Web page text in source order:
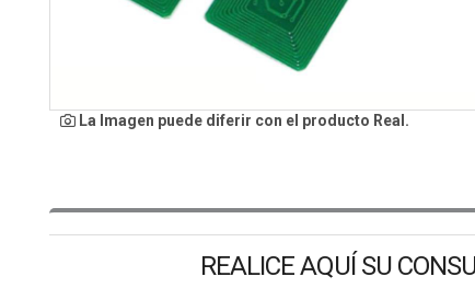
La Imagen puede diferir con el producto Real.
REALICE AQUÍ SU